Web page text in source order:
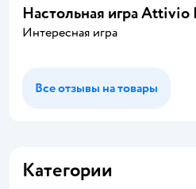
Настольная игра
Интересная игра
Все отзывы на товары
Категории